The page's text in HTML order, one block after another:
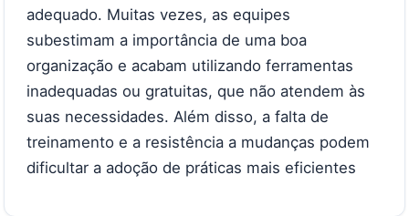
adequado. Muitas vezes, as equipes
subestimam a importância de uma boa
organização e acabam utilizando ferramentas
inadequadas ou gratuitas, que não atendem às
suas necessidades. Além disso, a falta de
treinamento e a resistência a mudanças podem
dificultar a adoção de práticas mais eficientes